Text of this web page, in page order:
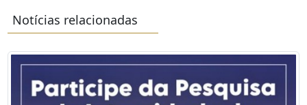
Notícias relacionadas